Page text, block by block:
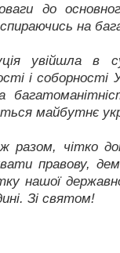
до
на
увійшла в
і соборності
майбутнє
разом, чітко
правову,
нашої
Зі святом!